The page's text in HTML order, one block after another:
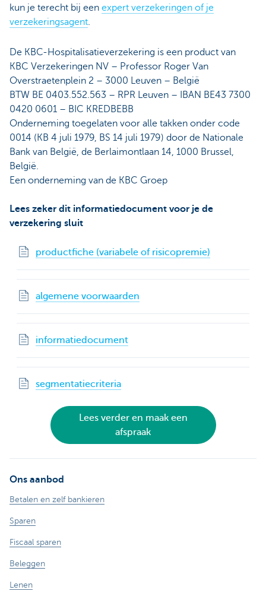
kun je terecht bij een expert verzekeringen of je
verzekeringsagent.
De KBC-Hospitalisatieverzekering is een product van
KBC Verzekeringen NV – Professor Roger Van
Overstraetenplein 2 – 3000 Leuven – België
BTW BE 0403.552.563 – RPR Leuven – IBAN BE43 7300
0420 0601 – BIC KREDBEBB
Onderneming toegelaten voor alle takken onder code
0014 (KB 4 juli 1979, BS 14 juli 1979) door de Nationale
Bank van België, de Berlaimontlaan 14, 1000 Brussel,
België.
Een onderneming van de KBC Groep
Lees zeker dit informatiedocument voor je de
verzekering sluit
productfiche (variabele of risicopremie)
algemene voorwaarden
informatiedocument
segmentatiecriteria
Lees verder en maak een
afspraak
Ons aanbod
Betalen en zelf bankieren
Sparen
Fiscaal sparen
Beleggen
Lenen